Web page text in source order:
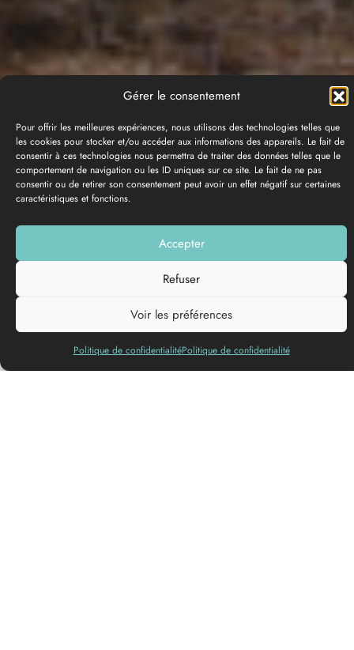
Gérer le consentement
Pour offrir les meilleures expériences, nous utilisons des technologies telles que
les cookies pour stocker et/ou accéder aux informations des appareils. Le fait de
consentir à ces technologies nous permettra de traiter des données telles que le
comportement de navigation ou les ID uniques sur ce site. Le fait de ne pas
consentir ou de retirer son consentement peut avoir un effet négatif sur certaines
caractéristiques et fonctions.
Accepter
Refuser
Voir les préférences
Politique de confidentialitéPolitique de confidentialité
GALERIE PHOTOS
Ajouter à ma liste